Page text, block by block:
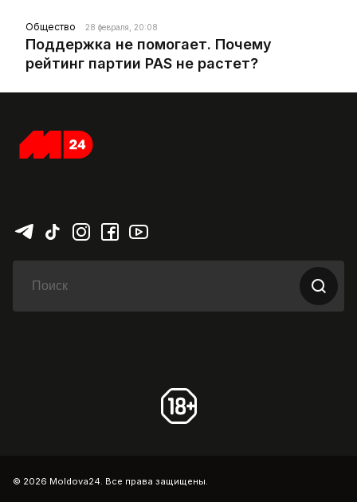
Общество 28 февраля, 20:08
Поддержка не помогает. Почему
рейтинг партии PAS не растет?
© 2026 Moldova24. Все права защищены.